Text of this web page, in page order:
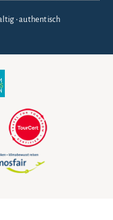
• authentisch